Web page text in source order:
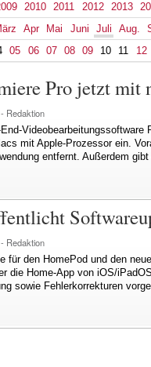
2010 2011 2012 2013
Apr Mai Juni Juli Aug.
05 06 07 08 09 10 11 12
Pro jetzt
Redaktion
mit Apple-Prozessor ein.
entfernt. Außerdem
Redaktion
für den HomePod und den
die Home-App von iOS/
sowie Fehlerkorrekturen